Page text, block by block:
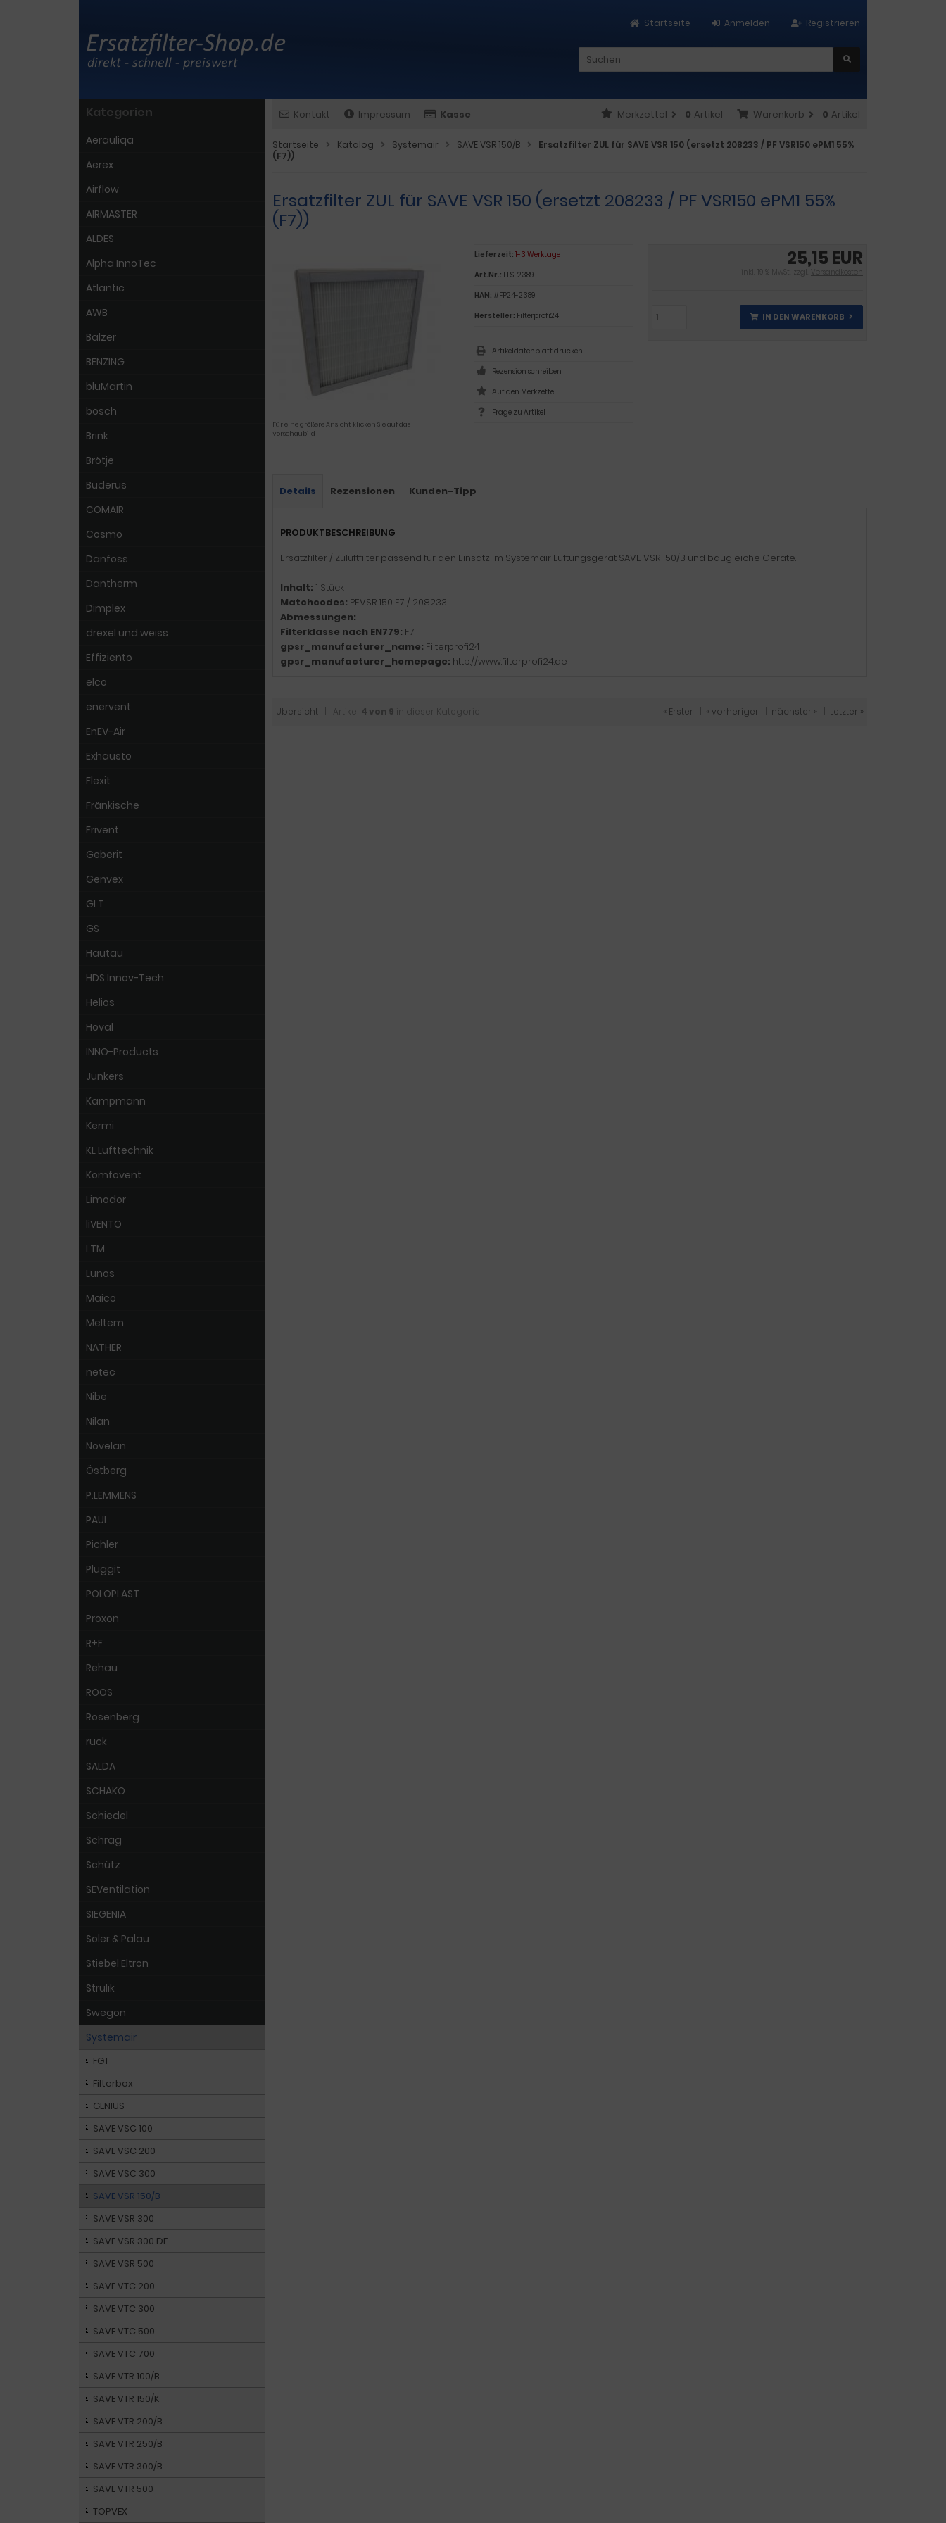
Registrieren
Anmelden
Startseite
Kontakt Impressum Kasse Warenkorb 0 Artikel
Merkzettel 0 Artikel
Startseite Katalog Systemair SAVE VSR 150/B
Ersatzfilter ZUL für SAVE VSR 150 (ersetzt 208233 / PF VSR150 ePM1 55%
(F7))
Ersatzfilter ZUL für SAVE VSR 150 (ersetzt 208233 / PF VSR150 ePM1 55%
(F7))
Für eine größere Ansicht klicken Sie auf das
Vorschaubild
25,15 EUR
inkl. 19 % MwSt. zzgl. Versandkosten
IN DEN WARENKORB
Lieferzeit: 1-3 Werktage
Art.Nr.: EFS-2389
HAN: #FP24-2389
Hersteller: Filterprofi24
Artikeldatenblatt drucken
Rezension schreiben
Frage zu Artikel
Details Rezensionen Kunden-Tipp
PRODUKTBESCHREIBUNG
Ersatzfilter / Zuluftfilter passend für den Einsatz im Systemair Lüftungsgerät SAVE VSR 150/B und baugleiche Geräte.
Inhalt: 1 Stück
Matchcodes: PFVSR 150 F7 / 208233
Abmessungen:
Filterklasse nach EN779: F7
gpsr_manufacturer_name: Filterprofi24
gpsr_manufacturer_homepage: http://www.filterprofi24.de
Übersicht | Artikel 4 von 9 in dieser Kategorie « Erster « vorheriger nächster » Letzter »
Kategorien
Aerauliqa
Aerex
Airflow
AIRMASTER
ALDES
Alpha InnoTec
Atlantic
AWB
Balzer
BENZING
bluMartin
bösch
Brink
Brötje
Buderus
COMAIR
Cosmo
Danfoss
Dantherm
Dimplex
drexel und weiss
Effiziento
elco
enervent
EnEV-Air
Exhausto
Flexit
Fränkische
Frivent
Geberit
Genvex
GLT
GS
Hautau
HDS Innov-Tech
Helios
Hoval
INNO-Products
Junkers
Kampmann
Kermi
KL Lufttechnik
Komfovent
Limodor
liVENTO
LTM
Lunos
Maico
Meltem
NATHER
netec
Nibe
Nilan
Novelan
Östberg
P.LEMMENS
PAUL
Pichler
Pluggit
POLOPLAST
Proxon
R+F
Rehau
ROOS
Rosenberg
ruck
SALDA
SCHAKO
Schiedel
Schrag
Schütz
SEVentilation
SIEGENIA
Soler & Palau
Stiebel Eltron
Strulik
Swegon
Systemair
FGT
Filterbox
GENIUS
SAVE VSC 100
SAVE VSC 200
SAVE VSC 300
SAVE VSR 150/B
SAVE VSR 300
SAVE VSR 300 DE
SAVE VSR 500
SAVE VTC 200
SAVE VTC 300
SAVE VTC 500
SAVE VTC 700
SAVE VTR 100/B
SAVE VTR 150/K
SAVE VTR 200/B
SAVE VTR 250/B
SAVE VTR 300/B
SAVE VTR 500
TOPVEX